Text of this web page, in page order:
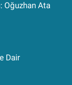
Oğuzhan Ata
Dair